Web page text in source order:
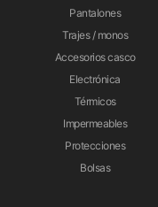
Pantalones
Trajes / monos
Accesorios casco
Electrónica
Térmicos
Impermeables
Protecciones
Bolsas